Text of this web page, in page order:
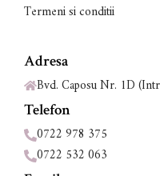
Termeni si conditii
Adresa
Bvd. Caposu Nr. 1D
Telefon
0722 978 375
0722 532 063